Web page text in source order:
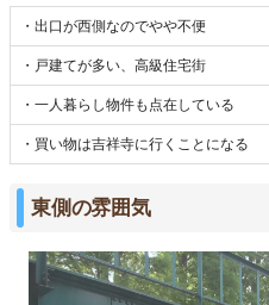
・出口が西側なのでやや不便
・戸建てが多い、高級住宅街
・一人暮らし物件も点在している
・買い物は吉祥寺に行くことになる
東側の雰囲気